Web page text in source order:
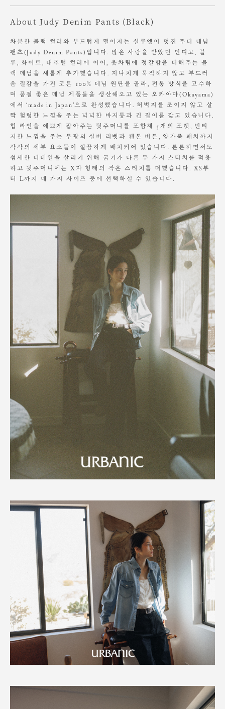
XS 108 35 47.5 30
M
111 38 51.5 31 33
25.5
L
Model is wearing a S size. Height 175cm / Waist 24"
염소,산소계 표백제 사용금지
원단에 직접 다림질 할 경우 변형이 발생할 수 있으니,
반드시 다림질 천을 사용하여 약한 열로 다림질 해 주세요.
의류 건조기나 세탁기의 에어워시로 관리 하실 경우
제품의 변형이나 수축이 있을 수 있습니다.
소비자의 부주의로 인한 제품 훼손 및 세탁 잘못으로 인한
변형에 대해서는 보상의 책임을 지지 않습니다.
About Judy Denim Pants (Black)
차분한 블랙 컬러와 부드럽게 떨어지는 실루엣이 멋진 주디 데님
팬츠(Judy Denim Pants)입니다. 많은 사랑을 받았던 인디고, 블
루, 화이트, 내추럴 컬러에 이어, 옷차림에 정갈함을 더해주는 블
랙 데님을 새롭게 추가했습니다. 지나치게 묵직하지 않고 부드러
운 질감을 가진 코튼 100% 데님 원단을 골라, 전통 방식을 고수하
며 품질 좋은 데님 제품들을 생산해오고 있는 오카야마(Okayama)
에서 ‘made in Japan’으로 완성했습니다. 허벅지를 조이지 않고 살
짝 헐렁한 느낌을 주는 넉넉한 바지통과 긴 길이를 갖고 있습니다.
힙 라인을 예쁘게 잡아주는 뒷주머니를 포함해 5개의 포켓, 빈티
지한 느낌을 주는 무광의 실버 리벳과 캔톤 버튼, 양가죽 패치까지
각각의 세부 요소들이 깔끔하게 배치되어 있습니다. 튼튼하면서도
섬세한 디테일을 살리기 위해 굵기가 다른 두 가지 스티치를 적용
하고 뒷주머니에는 X자 형태의 작은 스티치를 더했습니다. XS부
터 L까지 네 가지 사이즈 중에 선택하실 수 있습니다.